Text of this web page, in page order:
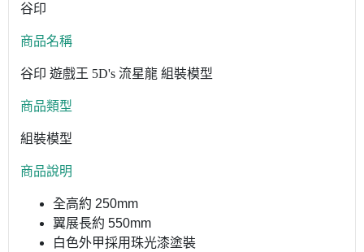
谷印
商品名稱
谷印 遊戲王 5D's 流星龍 組裝模型
商品類型
組裝模型
商品說明
全高約 250mm
翼展長約 550mm
白色外甲採用珠光漆塗裝